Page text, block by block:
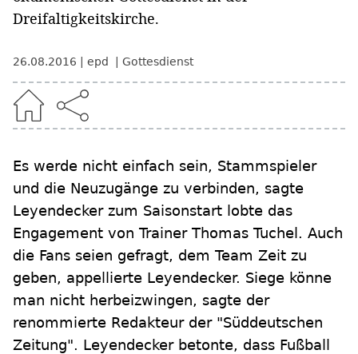
Dreifaltigkeitskirche.
26.08.2016 epd Gottesdienst
Es werde nicht einfach sein, Stammspieler
und die Neuzugänge zu verbinden, sagte
Leyendecker zum Saisonstart lobte das
Engagement von Trainer Thomas Tuchel. Auch
die Fans seien gefragt, dem Team Zeit zu
geben, appellierte Leyendecker. Siege könne
man nicht herbeizwingen, sagte der
renommierte Redakteur der "Süddeutschen
Zeitung". Leyendecker betonte, dass Fußball